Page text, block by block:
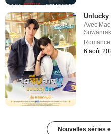
Unlucky
Avec
Romance
6 août
Nouvelles séries